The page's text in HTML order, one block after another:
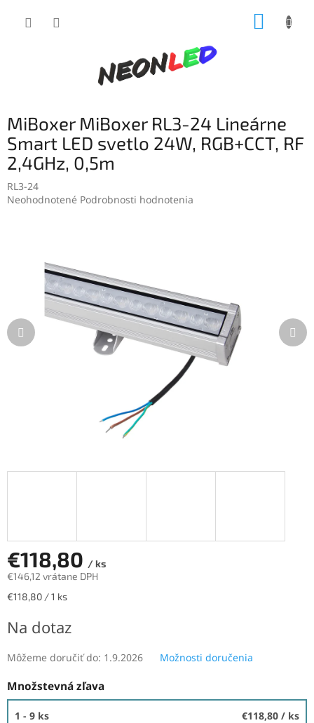
MiBoxer MiBoxer RL3-24 Lineárne
Smart LED svetlo 24W, RGB+CCT, RF
2,4GHz, 0,5m
RL3-24
Priemerné
hviezdičiek.
Neohodnotené Podrobnosti hodnotenia
€118,80 / ks
€146,12 vrátane DPH
Jednotková
€118,80 / 1 ks
Na dotaz
Môžeme doručiť do: 1.9.2026 Možnosti doručenia
Množstevná zľava
1 - 9 ks €118,80 / ks